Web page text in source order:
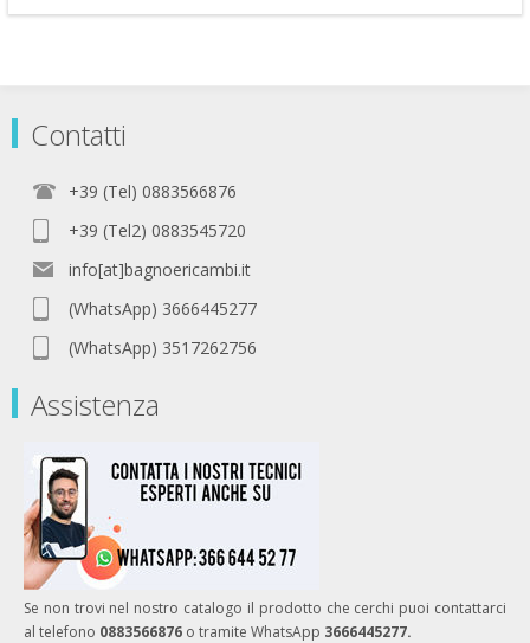
Contatti
+39 (Tel) 0883566876
+39 (Tel2) 0883545720
info[at]bagnoericambi.it
(WhatsApp) 3666445277
(WhatsApp) 3517262756
Assistenza
Se non trovi nel nostro catalogo il prodotto che cerchi puoi contattarci
al telefono 0883566876 o tramite WhatsApp 3666445277.